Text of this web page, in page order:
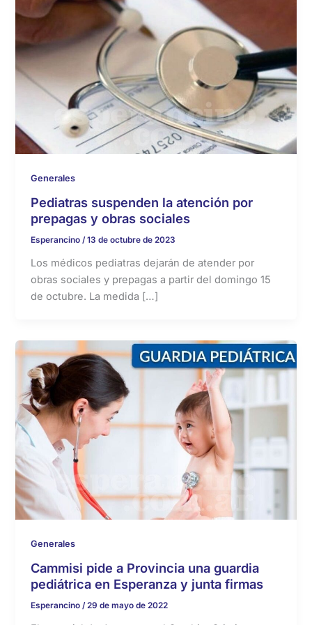
Generales
Pediatras suspenden la atención por
prepagas y obras sociales
Esperancino /13 de octubre de 2023
Los médicos pediatras dejarán de atender por
obras sociales y prepagas a partir del domingo 15
de octubre. La medida […]
Generales
Cammisi pide a Provincia una guardia
pediátrica en Esperanza y junta firmas
Esperancino /29 de mayo de 2022